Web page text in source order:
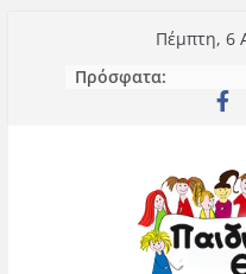
περιεχόμενο
Πέμπτη, 6
Πρόσφατα: